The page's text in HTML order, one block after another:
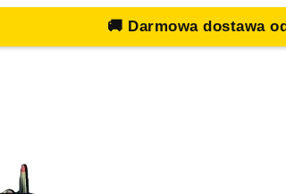
🚚 Darmowa dostawa